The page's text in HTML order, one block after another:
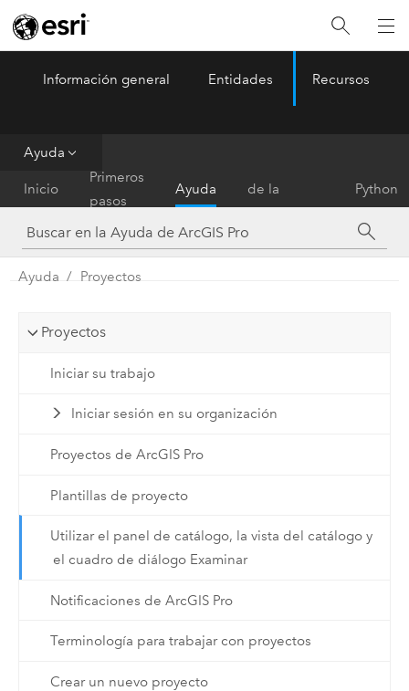
ArcGIS Pro Menu
Información general Entidades Recursos
Ayuda
Inicio
Primeros
pasos
Ayuda
de la
herramienta
Python
Ayuda Proyectos
Proyectos
Iniciar su trabajo
Iniciar sesión en su organización
Proyectos de ArcGIS Pro
Plantillas de proyecto
Utilizar el panel de catálogo, la vista del catálogo y
el cuadro de diálogo Examinar
Notificaciones de ArcGIS Pro
Terminología para trabajar con proyectos
Crear un nuevo proyecto